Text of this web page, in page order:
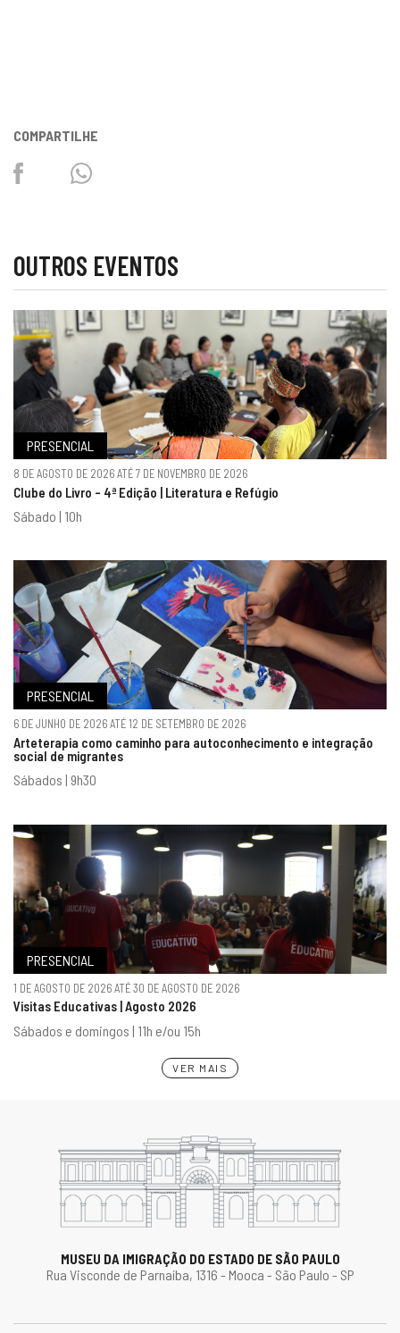
COMPARTILHE
FacebookTwitterWhatsapp
OUTROS EVENTOS
PRESENCIAL
8 DE AGOSTO DE 2026 ATÉ 7 DE NOVEMBRO DE 2026
Clube do Livro - 4ª Edição | Literatura e Refúgio
Sábado | 10h
PRESENCIAL
6 DE JUNHO DE 2026 ATÉ 12 DE SETEMBRO DE 2026
Arteterapia como caminho para autoconhecimento e integração
social de migrantes
Sábados | 9h30
PRESENCIAL
1 DE AGOSTO DE 2026 ATÉ 30 DE AGOSTO DE 2026
Visitas Educativas | Agosto 2026
Sábados e domingos | 11h e/ou 15h
VER MAIS
MUSEU DA IMIGRAÇÃO DO ESTADO DE SÃO PAULO
Rua Visconde de Parnaíba, 1316 - Mooca - São Paulo - SP